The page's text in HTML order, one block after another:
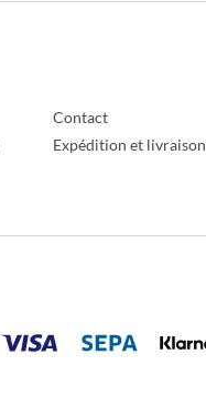
Contact
Expédition et livraison